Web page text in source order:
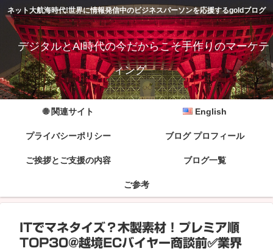
ネット大航海時代!世界に情報発信中のビジネスパーソンを応援するgoldブログ
デジタルとAI時代の今だからこそ手作りのマーケテ
ィング
🌐 関連サイト English
プライバシーポリシー ブログ プロフィール
ご挨拶とご支援の内容 ブログ一覧
ご参考
ITでマネタイズ？木製素材！プレミア順
TOP30@越境ECバイヤー商談前✅業界